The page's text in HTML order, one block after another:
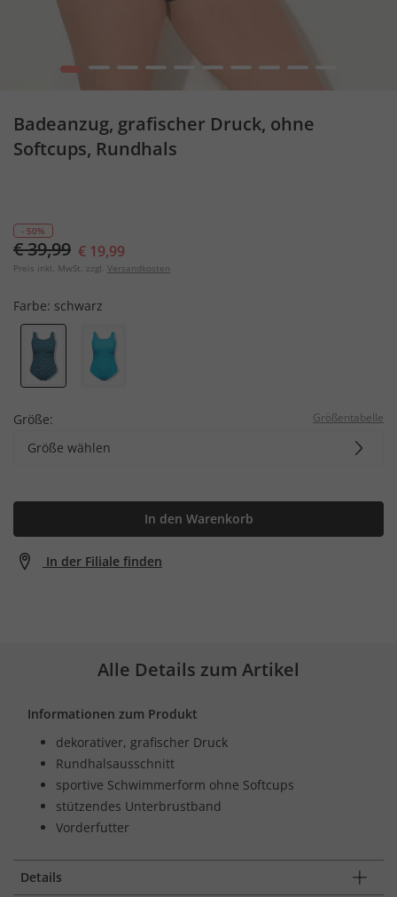
1 2 3 4 5 6 7 8 9 10
Badeanzug, grafischer Druck, ohne
Softcups, Rundhals
- 50%
€ 39,99 € 19,99
Preis inkl. MwSt. zzgl. Versandkosten
Farbe: schwarz
Größe: Größentabelle
Größe wählen
In den Warenkorb
In der Filiale finden
Alle Details zum Artikel
Informationen zum Produkt
dekorativer, grafischer Druck
Rundhalsausschnitt
sportive Schwimmerform ohne Softcups
stützendes Unterbrustband
Vorderfutter
Details